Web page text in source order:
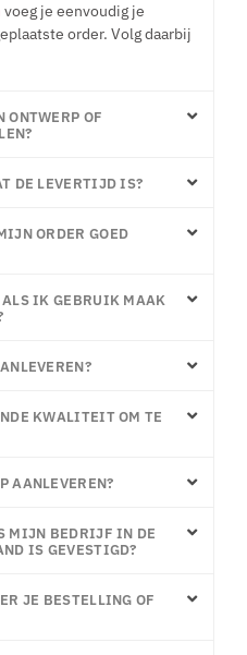
voeg je eenvoudig je
order. Volg daarbij
ONTWERP OF
DE LEVERTIJD IS?
ORDER GOED
IK GEBRUIK MAAK
KWALITEIT OM TE
AANLEVEREN?
MIJN BEDRIJF IN DE
IS GEVESTIGD?
JE BESTELLING OF